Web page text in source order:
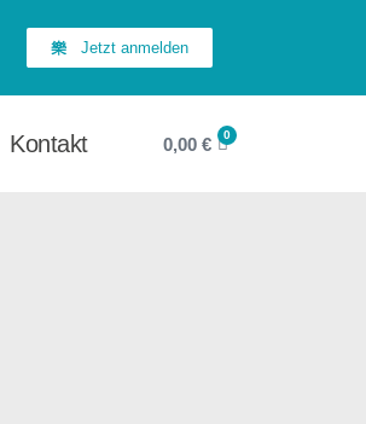
Jetzt anmelden
Kontakt 0,00€ 0